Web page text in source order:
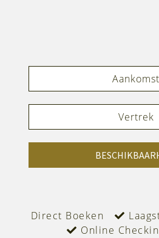
Direct Boeken
Online